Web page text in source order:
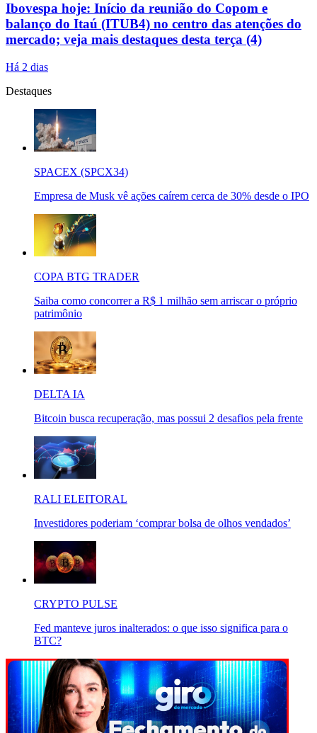
Ibovespa hoje: Início da reunião do Copom e
balanço do Itaú (ITUB4) no centro das atenções do
mercado; veja mais destaques desta terça (4)
Há 2 dias
Destaques
SPACEX (SPCX34)
Empresa de Musk vê ações caírem cerca de 30% desde o IPO
COPA BTG TRADER
Saiba como concorrer a R$ 1 milhão sem arriscar o próprio
patrimônio
DELTA IA
Bitcoin busca recuperação, mas possui 2 desafios pela frente
RALI ELEITORAL
Investidores poderiam ‘comprar bolsa de olhos vendados’
CRYPTO PULSE
Fed manteve juros inalterados: o que isso significa para o
BTC?